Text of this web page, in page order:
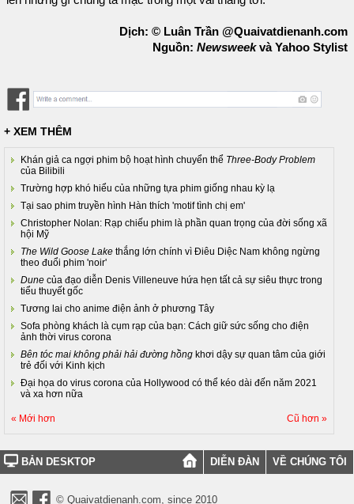
Dịch: © Luân Trần @Quaivatdienanh.com
Nguồn: Newsweekvà Yahoo Stylist
+ XEM THÊM
Khán giả ca ngợi phim bộ hoạt hình chuyển thể Three-Body Problem
của Bilibili
Trường hợp khó hiểu của những tựa phim giống nhau kỳ lạ
Tại sao phim truyền hình Hàn thích 'motif tình chị em'
Christopher Nolan: Rạp chiếu phim là phần quan trọng của đời sống xã
hội Mỹ
The Wild Goose Lake thắng lớn chính vì Điêu Diệc Nam không ngừng
theo đuổi phim 'noir'
Dune của đạo diễn Denis Villeneuve hứa hẹn tất cả sự siêu thực trong
tiểu thuyết gốc
Tương lai cho anime điện ảnh ở phương Tây
Sofa phòng khách là cụm rạp của bạn: Cách giữ sức sống cho điện
ảnh thời virus corona
Bên tóc mai không phải hải đường hồng khơi dậy sự quan tâm của giới
trẻ đối với Kinh kịch
Đại họa do virus corona của Hollywood có thể kéo dài đến năm 2021
và xa hơn nữa
« Mới hơn Cũ hơn »
BẢN DESKTOP DIỄN ĐÀN VỀ CHÚNG TÔI
© Quaivatdienanh.com, since 2010